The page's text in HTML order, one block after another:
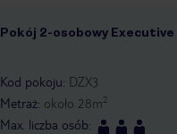
Pokój 2-osobowy Executive
1 / 1
Kod pokoju: DZX3
Metraż: około 28m2
Max. liczba osób: